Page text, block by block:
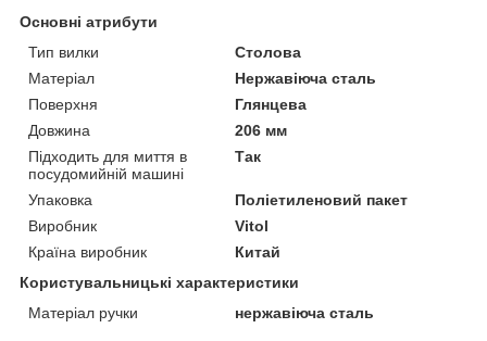
Основні атрибути
Тип вилки
Столова
Матеріал
Нержавіюча сталь
Поверхня
Глянцева
Довжина
206 мм
Підходить для миття в
посудомийній машині
Так
Упаковка
Поліетиленовий пакет
Виробник
Vitol
Країна виробник
Китай
Користувальницькі характеристики
Матеріал ручки
нержавіюча сталь